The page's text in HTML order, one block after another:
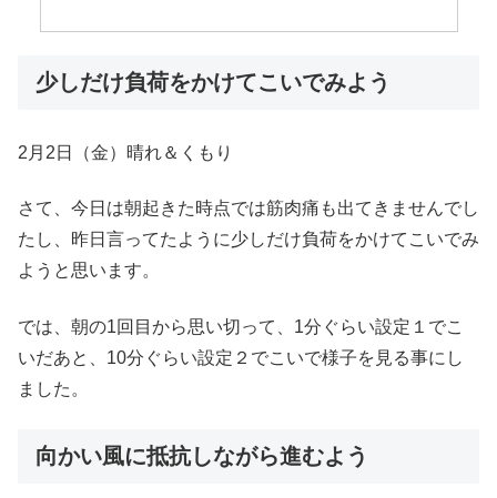
少しだけ負荷をかけてこいでみよう
2月2日（金）晴れ＆くもり
さて、今日は朝起きた時点では筋肉痛も出てきませんでし
たし、昨日言ってたように少しだけ負荷をかけてこいでみ
ようと思います。
では、朝の1回目から思い切って、1分ぐらい設定１でこ
いだあと、10分ぐらい設定２でこいで様子を見る事にし
ました。
向かい風に抵抗しながら進むよう